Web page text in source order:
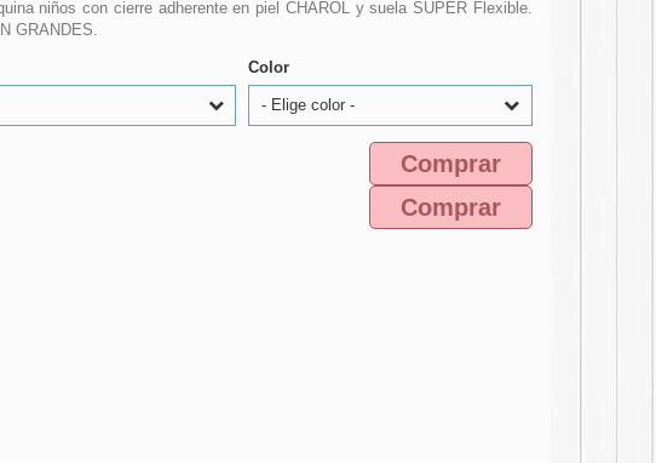
niños con cierre adherente en piel CHAROL y suela SUPER Flexible.
GRANDES.
Color
- Elige color -
Comprar
Comprar